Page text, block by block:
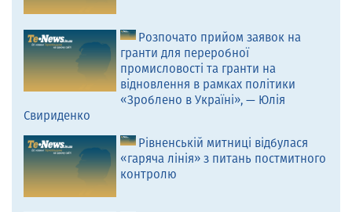
Розпочато прийом заявок на
гранти для переробної
промисловості та гранти на
відновлення в рамках політики
«Зроблено в Україні», — Юлія
Свириденко
Рівненській митниці відбулася
«гаряча лінія» з питань постмитного
контролю